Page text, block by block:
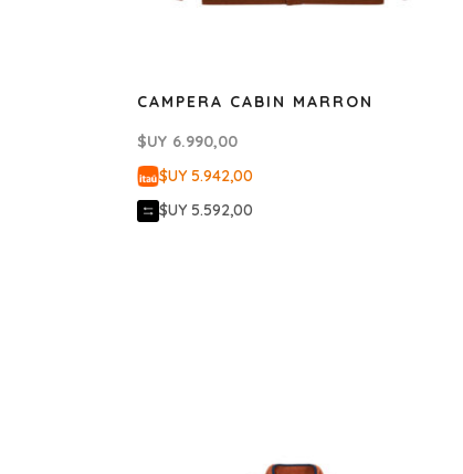
CAMPERA CABIN MARRON
$UY 6.990,00
$UY 5.942,00
$UY 5.592,00